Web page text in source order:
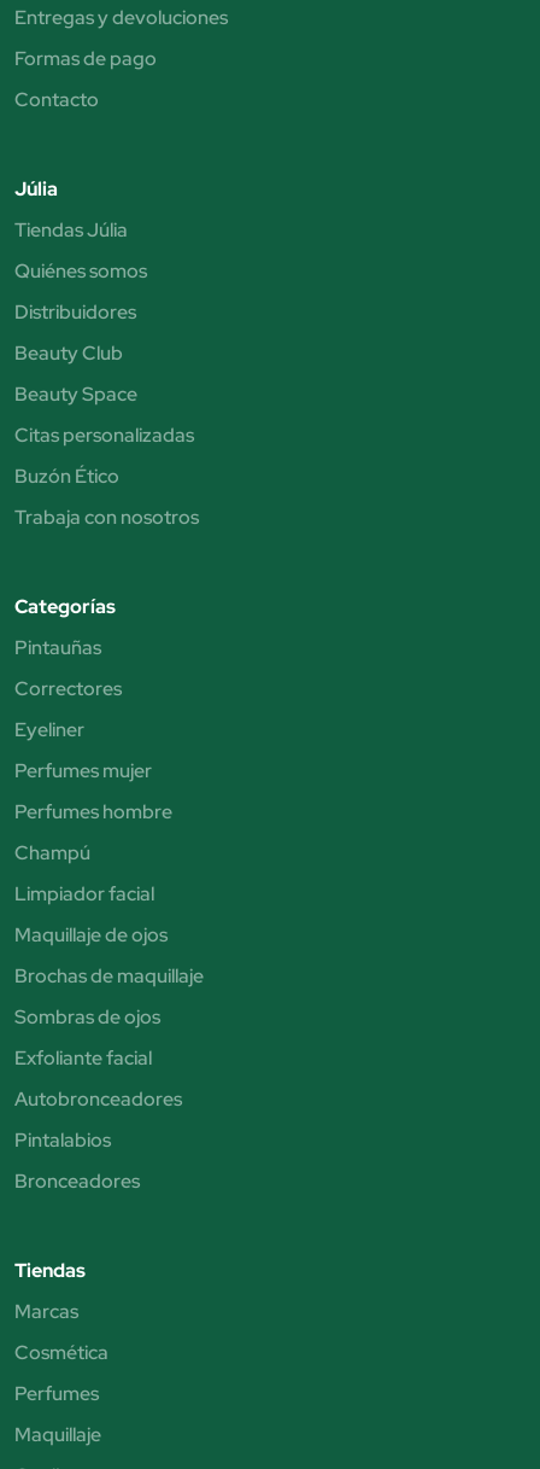
Entregas y devoluciones
Formas de pago
Contacto
Júlia
Tiendas Júlia
Quiénes somos
Distribuidores
Beauty Club
Beauty Space
Citas personalizadas
Buzón Ético
Trabaja con nosotros
Categorías
Pintauñas
Correctores
Eyeliner
Perfumes mujer
Perfumes hombre
Champú
Limpiador facial
Maquillaje de ojos
Brochas de maquillaje
Sombras de ojos
Exfoliante facial
Autobronceadores
Pintalabios
Bronceadores
Tiendas
Marcas
Cosmética
Perfumes
Maquillaje